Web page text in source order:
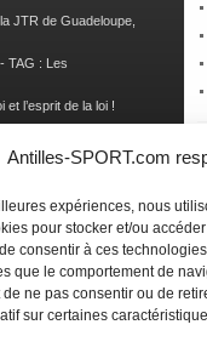
Antilles-SPORT.com
expériences, nous
pour stocker et/ou
consentir à ces
que le comportement de
de ne pas consentir ou de
sur certaines
JTR de Guadeloupe,
- TAG : Les
et l’esprit de la loi !
rallye du Pays Marie-
signe de la chaleur et
du Trail des Trésors-
X-Trem